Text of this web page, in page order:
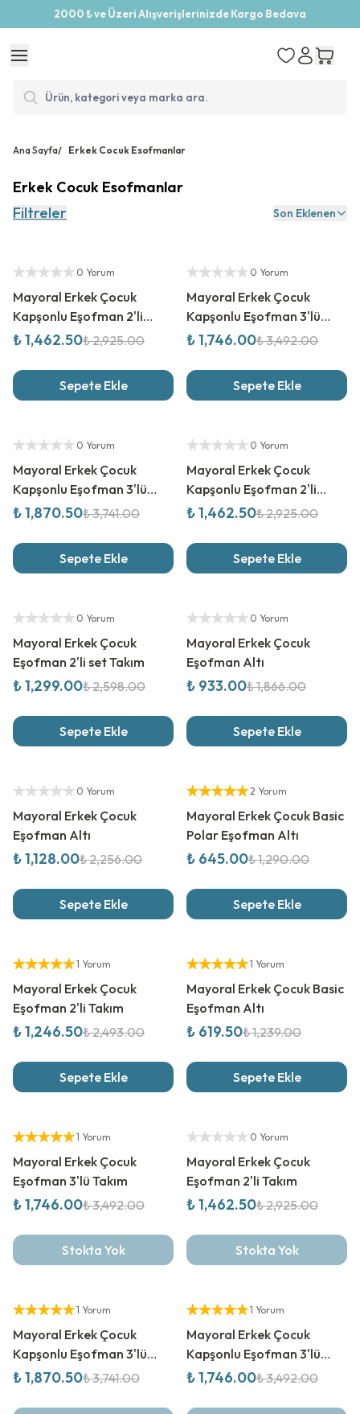
2000 ₺ ve Üzeri Alışverişlerinizde Kargo Bedava
Ana Sayfa/ Erkek Cocuk Esofmanlar
Erkek Cocuk Esofmanlar
Filtreler
Son Eklenen
Yetkili Satıcı
0 Yorum
Mayoral Erkek Çocuk
Kapşonlu Eşofman 2'li
Takım
₺ 1,462.50₺ 2,925.00
Sepete Ekle
Yetkili Satıcı
0 Yorum
Mayoral Erkek Çocuk
Kapşonlu Eşofman 3'lü
Takım
₺ 1,746.00₺ 3,492.00
Sepete Ekle
Yetkili Satıcı
0 Yorum
Mayoral Erkek Çocuk
Kapşonlu Eşofman 3'lü
Takım
₺ 1,870.50₺ 3,741.00
Sepete Ekle
Yetkili Satıcı
0 Yorum
Mayoral Erkek Çocuk
Kapşonlu Eşofman 2'li
Takım
₺ 1,462.50₺ 2,925.00
Sepete Ekle
Yetkili Satıcı
0 Yorum
Mayoral Erkek Çocuk
Eşofman 2'li set Takım
₺ 1,299.00₺ 2,598.00
Sepete Ekle
Yetkili Satıcı
0 Yorum
Mayoral Erkek Çocuk
Eşofman Altı
₺ 933.00₺ 1,866.00
Sepete Ekle
Yetkili Satıcı
0 Yorum
Mayoral Erkek Çocuk
Eşofman Altı
₺ 1,128.00₺ 2,256.00
Sepete Ekle
Yetkili Satıcı
2 Yorum
Mayoral Erkek Çocuk Basic
Polar Eşofman Altı
₺ 645.00₺ 1,290.00
Sepete Ekle
Yetkili Satıcı
1 Yorum
Mayoral Erkek Çocuk
Eşofman 2'li Takım
₺ 1,246.50₺ 2,493.00
Sepete Ekle
Yetkili Satıcı
1 Yorum
Mayoral Erkek Çocuk Basic
Eşofman Altı
₺ 619.50₺ 1,239.00
Sepete Ekle
Yetkili Satıcı
1 Yorum
Mayoral Erkek Çocuk
Eşofman 3'lü Takım
₺ 1,746.00₺ 3,492.00
Stokta Yok
Yetkili Satıcı
0 Yorum
Mayoral Erkek Çocuk
Eşofman 2'li Takım
₺ 1,462.50₺ 2,925.00
Stokta Yok
Yetkili Satıcı
1 Yorum
Mayoral Erkek Çocuk
Kapşonlu Eşofman 3'lü
Takım
₺ 1,870.50₺ 3,741.00
Yetkili Satıcı
1 Yorum
Mayoral Erkek Çocuk
Kapşonlu Eşofman 3'lü
Takım
₺ 1,746.00₺ 3,492.00